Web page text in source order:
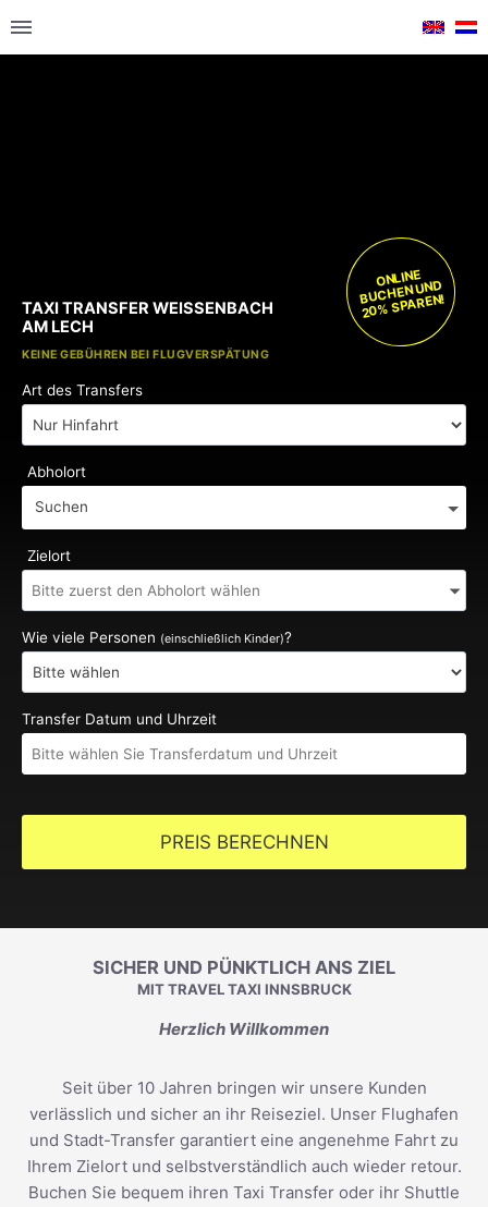
KOSTENLOSE KINDERSITZE
KEINE GEBÜHREN BEI FLUGVERSPÄTUNG
TAXI TRANSFER WEISSENBACH
AM LECH
ONLINE
BUCHEN UND
20% SPAREN!
Art des Transfers
Abholort
Suchen
Zielort
Wie viele Personen (einschließlich Kinder)?
Transfer Datum und Uhrzeit
PREIS BERECHNEN
SICHER UND PÜNKTLICH ANS ZIEL
MIT TRAVEL TAXI INNSBRUCK
Herzlich Willkommen
Seit über 10 Jahren bringen wir unsere Kunden
verlässlich und sicher an ihr Reiseziel. Unser Flughafen
und Stadt-Transfer garantiert eine angenehme Fahrt zu
Ihrem Zielort und selbstverständlich auch wieder retour.
Buchen Sie bequem ihren Taxi Transfer oder ihr Shuttle